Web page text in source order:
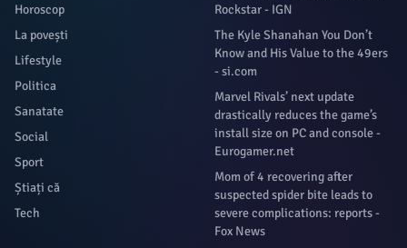
Horoscop
La povești
Lifestyle
Politica
Sanatate
Social
Sport
Știați că
Tech
Rockstar - IGN
The Kyle Shanahan You Don’t
Know and His Value to the 49ers
- si.com
Marvel Rivals’ next update
drastically reduces the game’s
install size on PC and console -
Eurogamer.net
Mom of 4 recovering after
suspected spider bite leads to
severe complications: reports -
Fox News